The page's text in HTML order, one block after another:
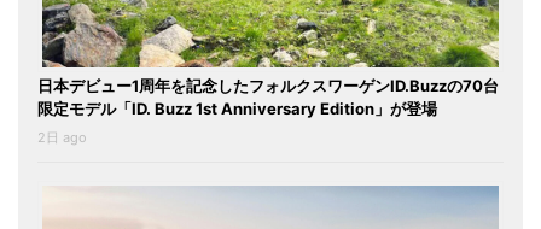
日本デビュー1周年を記念したフォルクスワーゲンID.Buzzの70台
限定モデル「ID. Buzz 1st Anniversary Edition」が登場
2日 ago